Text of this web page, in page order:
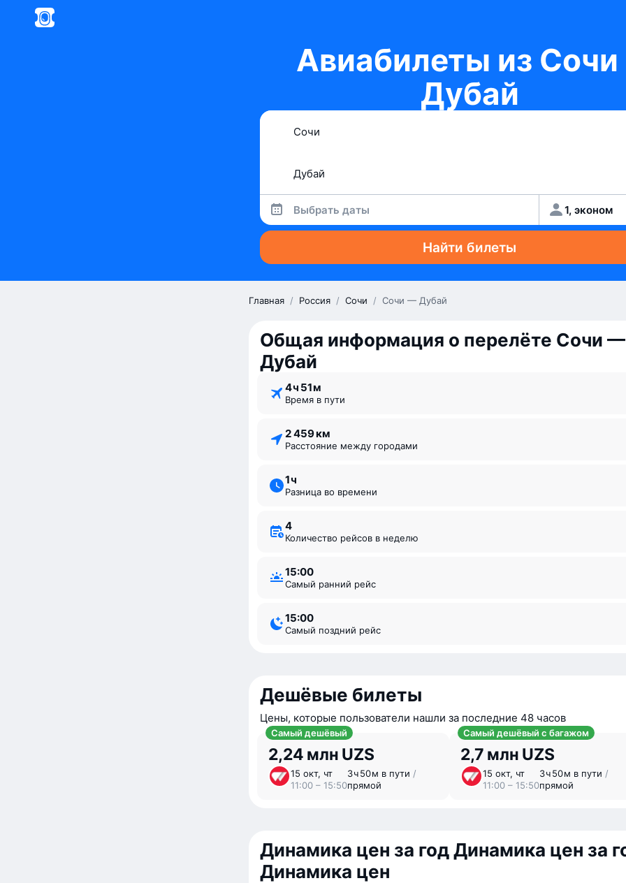
Авиабилеты из Сочи
Дубай
Выбрать даты 1, эконом
Найти билеты
Главная / Россия / Сочи / Сочи — Дубай
Общая информация о перелёте Сочи —
Дубай
4 ⁠ч 51 ⁠м
Время в пути
2 459 км
Расстояние между городами
1 ⁠ч
Разница во времени
4
Количество рейсов в неделю
15:00
Самый ранний рейс
15:00
Самый поздний рейс
Дешёвые билеты
Цены, которые пользователи нашли за последние 48 часов
Самый дешёвый
2,24 млн UZS
15 окт, чт
11:00 – 15:50
3 ⁠ч 50 ⁠м в пути /
прямой
Самый дешёвый с багажом
2,7 млн UZS
15 окт, чт
11:00 – 15:50
3 ⁠ч 50 ⁠м в пути /
прямой
Динамика цен за годДинамика цен за
Динамика цен